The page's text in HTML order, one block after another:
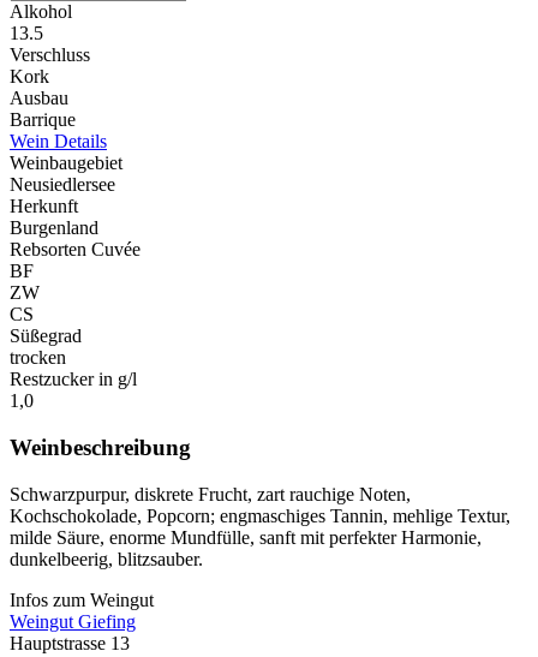
Alkohol
13.5
Verschluss
Kork
Ausbau
Barrique
Wein Details
Weinbaugebiet
Neusiedlersee
Herkunft
Burgenland
Rebsorten Cuvée
BF
ZW
CS
Süßegrad
trocken
Restzucker in g/l
1,0
Weinbeschreibung
Schwarzpurpur, diskrete Frucht, zart rauchige Noten,
Kochschokolade, Popcorn; engmaschiges Tannin, mehlige Textur,
milde Säure, enorme Mundfülle, sanft mit perfekter Harmonie,
dunkelbeerig, blitzsauber.
Infos zum Weingut
Weingut Giefing
Hauptstrasse 13